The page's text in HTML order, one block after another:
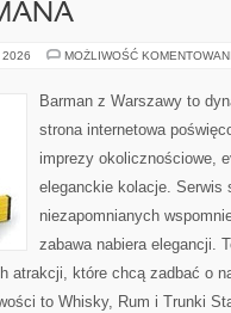
2026 MOŻLIWOŚĆ
Barman z Warszawy to
strona internetowa
imprezy okolicznościowe,
eleganckie kolacje. Serwis
niezapomnianych
zabawa nabiera elegancji.
atrakcji, które chcą zadbać o
to Whisky, Rum i Trunki